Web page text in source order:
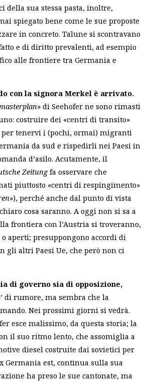
della sua stessa pasta, inoltre,
spiegato bene come le sue proposte
in concreto. Talune si scontravano
e di diritto prevalenti, ad esempio
alle frontiere tra Germania e
con la signora Merkel è arrivato.
» di Seehofer ne sono rimasti
costruire dei «centri di transito»
per tenervi i (pochi, ormai) migranti
da sud e rispedirli nei Paesi in
d’asilo. Acutamente, il
Zeitungfa osservare che
piuttosto «centri di respingimento»
»), perché anche dal punto di vista
cosa saranno. A oggi non si sa a
frontiera con l’Austria si troveranno,
aperti; presuppongono accordi di
gli altri Paesi Ue, che però non ci
di governo sia di opposizione,
di rumore, ma sembra che la
Nei prossimi giorni si vedrà.
esce malissimo, da questa storia; la
il suo ritmo lento, che assomiglia a
diesel costruite dai sovietici per
Germania est, continua sulla sua
ha preso le sue cantonate, ma